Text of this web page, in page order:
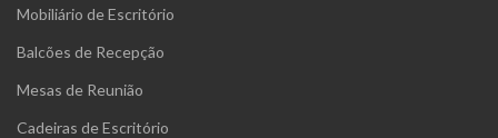
Mobiliário de Escritório
Balcões de Recepção
Mesas de Reunião
Cadeiras de Escritório